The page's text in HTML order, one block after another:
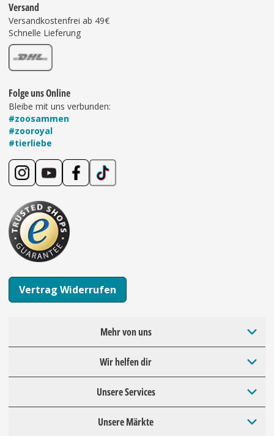
Versand
Versandkostenfrei ab 49€
Schnelle Lieferung
Folge uns Online
Bleibe mit uns verbunden:
#zoosammen
#zooroyal
#tierliebe
Vertrag Widerrufen
Mehr von uns
Wir helfen dir
Unsere Services
Unsere Märkte